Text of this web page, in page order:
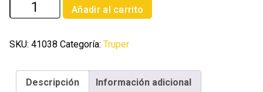
c/24
planas
1-
1/2'x1-
Añadir al carrito
SKU: 41038 Categoría: Truper
Descripción Información adicional